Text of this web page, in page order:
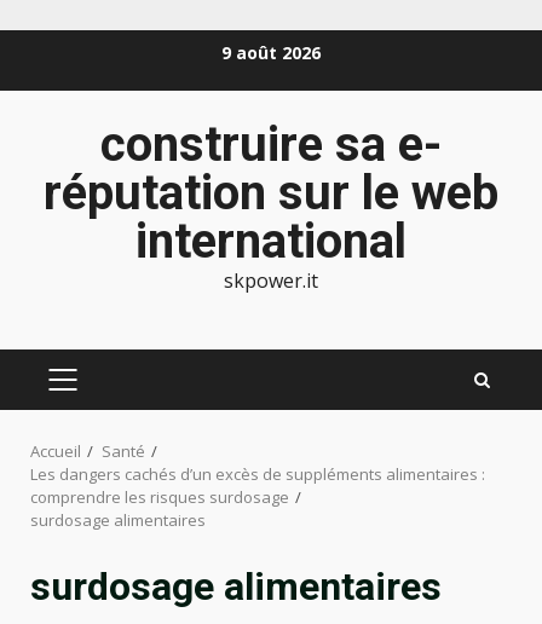
9 août 2026
construire sa e-
réputation sur le web
international
skpower.it
MENU
Accueil
Santé
Les dangers cachés d’un excès de suppléments alimentaires :
comprendre les risques surdosage
surdosage alimentaires
surdosage alimentaires